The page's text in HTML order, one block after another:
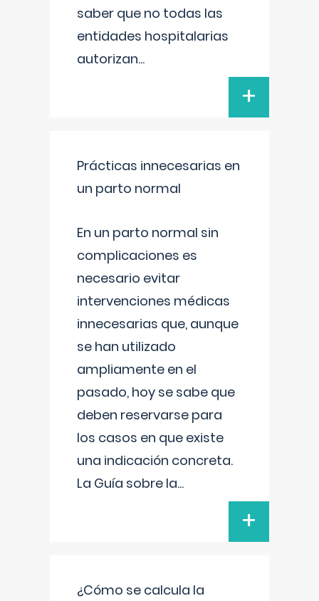
saber que no todas las
entidades hospitalarias
autorizan...
+
Prácticas innecesarias en
un parto normal
En un parto normal sin
complicaciones es
necesario evitar
intervenciones médicas
innecesarias que, aunque
se han utilizado
ampliamente en el
pasado, hoy se sabe que
deben reservarse para
los casos en que existe
una indicación concreta.
La Guía sobre la...
+
¿Cómo se calcula la